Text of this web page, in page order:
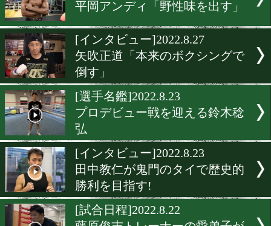
[インタビュー]2022.9.7
奈良井翼「胸を借りる。そ
で勝つ!」
[インタビュー]2022.9.5
坂晃典「勝負のカギは集中
[インタビュー]2022.9.3
平岡アンディ「野性味を出